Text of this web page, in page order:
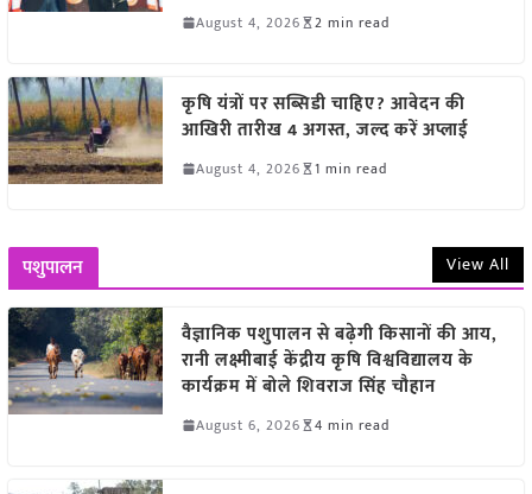
August 4, 2026 2 min read
कृषि यंत्रों पर सब्सिडी चाहिए? आवेदन की
आखिरी तारीख 4 अगस्त, जल्द करें अप्लाई
August 4, 2026 1 min read
पशुपालन View All
वैज्ञानिक पशुपालन से बढ़ेगी किसानों की आय,
रानी लक्ष्मीबाई केंद्रीय कृषि विश्वविद्यालय के
कार्यक्रम में बोले शिवराज सिंह चौहान
August 6, 2026 4 min read